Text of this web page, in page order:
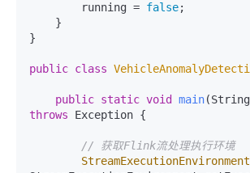
        running =
false;
}
public class
public static void main
throws Exception {
// 获取Flink流处理执行环境
StreamExecutionEnvironment